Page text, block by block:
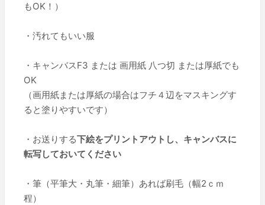
もOK！）
・汚れてもいい服
・キャンバスF3 または 画用紙 八つ切 または厚紙でも
OK
（画用紙または厚紙の場合はフチ４辺をマスキングす
ると塗りやすいです）
・お送りする下絵をプリントアウトし、キャンバスに
転写しておいてください
・筆（平筆大・丸筆・細筆）あれば刷毛（幅2ｃｍ
程）